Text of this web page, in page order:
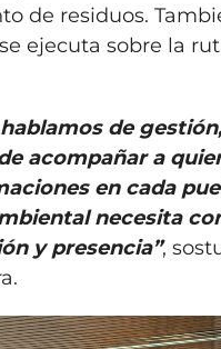
de residuos.
ejecuta sobre la
hablamos de
acompañar a
en cada
necesita
y presencia”,